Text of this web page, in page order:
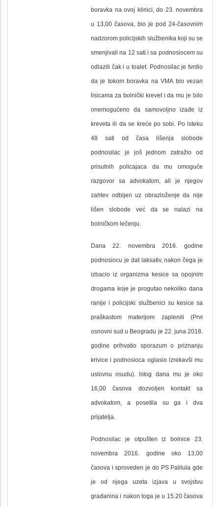
boravka na ovoj klinici, do 23. novembra
u 13,00 časova, bio je pod 24-časovnim
nadzorom policijskih službenika koji su se
smenjivali na 12 sati i sa podnosiocem su
odlazili čak i u toalet. Podnosilac je tvrdio
da je tokom boravka na VMA bio vezan
lisicama za bolnički krevet i da mu je bilo
onemogućeno da samovoljno izađe iz
kreveta ili da se kreće po sobi. Po isteku
48 sati od časa lišenja slobode
podnosilac je još jednom zatražio od
prisutnih policajaca da mu omoguće
razgovor sa advokatom, ali je njegov
zahtev odbijen uz obrazloženje da nije
lišen slobode već da se nalazi na
bolničkom lečenju.
Dana 22. novembra 2016. godine
podnosiocu je dat laksativ, nakon čega je
izbacio iz organizma kesice sa opojnim
drogama koje je progutao nekoliko dana
ranije i policijski službenici su kesice sa
praškastom materijom zaplenili (Prvi
osnovni sud u Beogradu je 22. juna 2018.
godine prihvatio sporazum o priznanju
krivice i podnosioca oglasio izrekavši mu
uslovnu osudu). Istog dana mu je oko
16,00 časova dozvoljen kontakt sa
advokatom, a posetila su ga i dva
prijatelja.
Podnosilac je otpušten iz bolnice 23.
novembra 2016. godine oko 13,00
časova i sproveden je do PS Palilula gde
je od njega uzeta izjava u svojstvu
građanina i nakon toga je u 15.20 časova